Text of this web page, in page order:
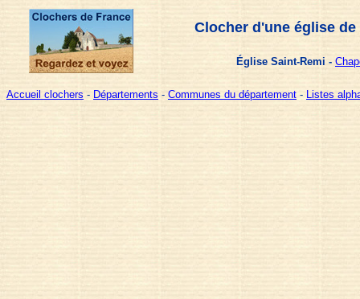
Clocher d'une église
Église Saint-Remi -
Accueil clochers - Départements - Communes du département - Listes